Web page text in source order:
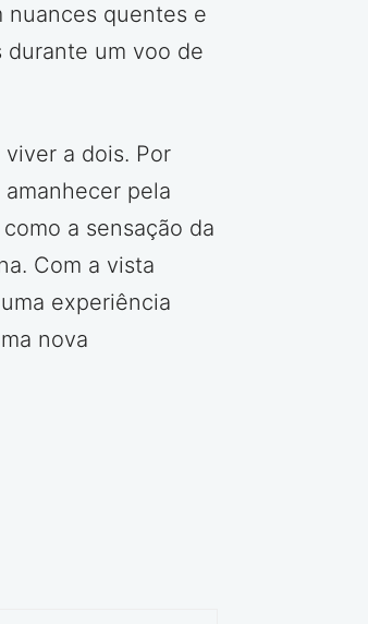
nuances quentes e
durante um voo de
a dois. Por
pela
a sensação da
Com a vista
experiência
nova